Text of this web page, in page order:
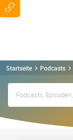
Startseite Podcasts